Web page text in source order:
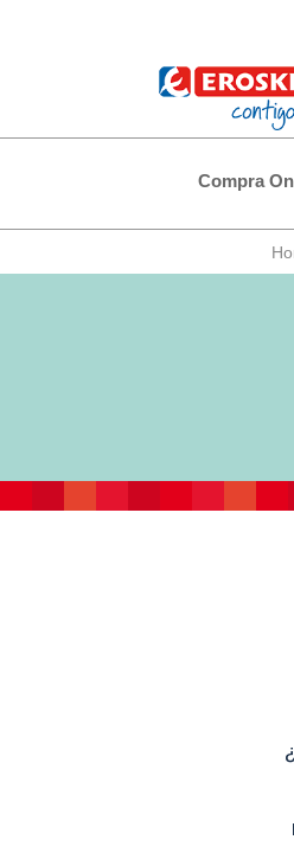
Compra